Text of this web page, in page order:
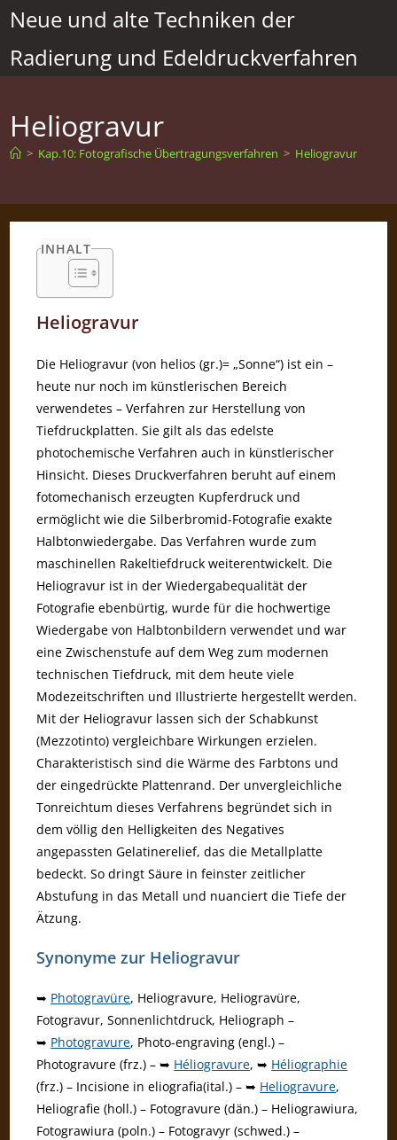
Zum
Inhalt
springen
Neue und alte Techniken der
Radierung und Edeldruckverfahren
Heliogravur
> Kap.10: Fotografische Übertragungsverfahren > Heliogravur
INHALT
Heliogravur
Die Heliogravur (von helios (gr.)= „Sonne“) ist ein –
heute nur noch im künstlerischen Bereich
verwendetes – Verfahren zur Herstellung von
Tiefdruckplatten. Sie gilt als das edelste
photochemische Verfahren auch in künstlerischer
Hinsicht. Dieses Druckverfahren beruht auf einem
fotomechanisch erzeugten Kupferdruck und
ermöglicht wie die Silberbromid-Fotografie exakte
Halbtonwiedergabe. Das Verfahren wurde zum
maschinellen Rakeltiefdruck weiterentwickelt. Die
Heliogravur ist in der Wiedergabequalität der
Fotografie ebenbürtig, wurde für die hochwertige
Wiedergabe von Halbtonbildern verwendet und war
eine Zwischenstufe auf dem Weg zum modernen
technischen Tiefdruck, mit dem heute viele
Modezeitschriften und Illustrierte hergestellt werden.
Mit der Heliogravur lassen sich der Schabkunst
(Mezzotinto) vergleichbare Wirkungen erzielen.
Charakteristisch sind die Wärme des Farbtons und
der eingedrückte Plattenrand. Der unvergleichliche
Tonreichtum dieses Verfahrens begründet sich in
dem völlig den Helligkeiten des Negatives
angepassten Gelatinerelief, das die Metallplatte
bedeckt. So dringt Säure in feinster zeitlicher
Abstufung in das Metall und nuanciert die Tiefe der
Ätzung.
Synonyme zur Heliogravur
➥ Photogravüre, Heliogravure, Heliogravüre,
Fotogravur, Sonnenlichtdruck, Heliograph –
➥ Photogravure, Photo-engraving (engl.) –
Photogravure (frz.) – ➥ Héliogravure, ➥ Héliographie
(frz.) – Incisione in eliografia(ital.) – ➥ Heliogravure,
Heliografie (holl.) – Fotogravure (dän.) – Heliograwiura,
Fotograwiura (poln.) – Fotogravyr (schwed.) –